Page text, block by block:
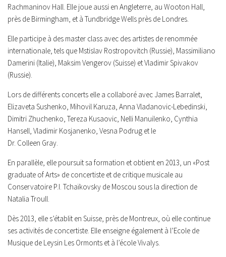
Rachmaninov Hall. Elle joue aussi en Angleterre, au Wooton Hall,
près de Birmingham, et à Tundbridge Wells près de Londres.
Elle participe à des master class avec des artistes de renommée
internationale, tels que Mstislav Rostropovitch (Russie), Massimiliano
Damerini (Italie), Maksim Vengerov (Suisse) et Vladimir Spivakov
(Russie).
Lors de différents concerts elle a collaboré avec James Barralet,
Elizaveta Sushenko, Mihovil Karuza, Anna Vladanovic-Lebedinski,
Dimitri Zhuchenko, Tereza Kusaovic, Nelli Manuilenko, Cynthia
Hansell, Vladimir Kosjanenko, Vesna Podrug et le
Dr. Colleen Gray.
En parallèle, elle poursuit sa formation et obtient en 2013, un «Post
graduate of Arts» de concertiste et de critique musicale au
Conservatoire P.I. Tchaïkovsky de Moscou sous la direction de
Natalia Troull.
Dès 2013, elle s’établit en Suisse, près de Montreux, où elle continue
ses activités de concertiste. Elle enseigne également à l’Ecole de
Musique de Leysin Les Ormonts et à l’école Vivalys.